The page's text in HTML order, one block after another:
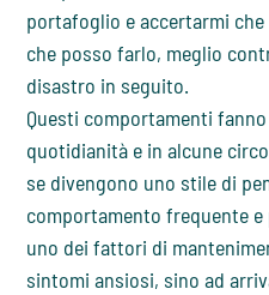
portafoglio e accertarmi
che posso farlo, meglio
disastro in seguito.
Questi comportamenti
quotidianità e in alcune
se divengono uno stile di
comportamento frequente
uno dei fattori di
sintomi ansiosi, sino ad